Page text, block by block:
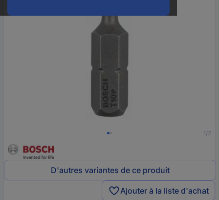
1/2
D'autres variantes de ce produit
Ajouter à la liste d'achat